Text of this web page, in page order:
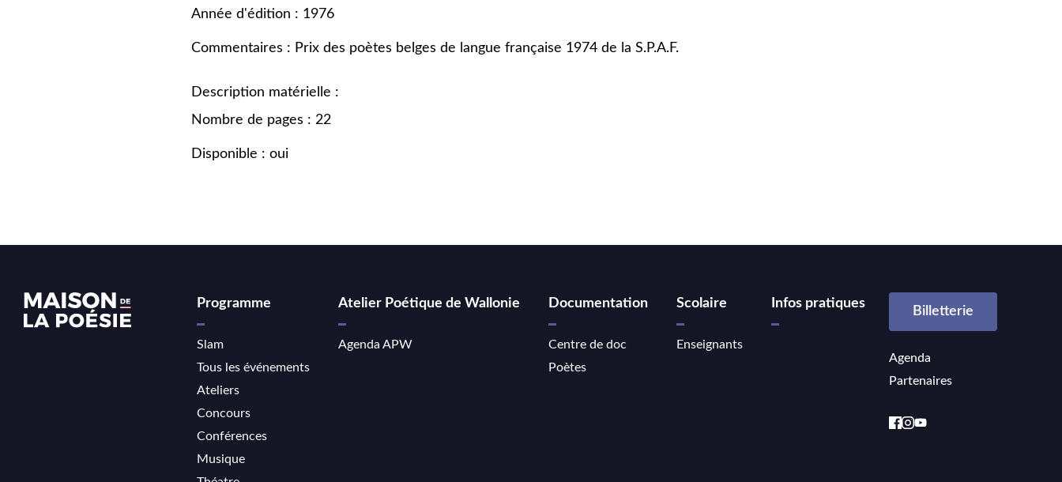
Année d'édition : 1976
Commentaires : Prix des poètes belges de langue française 1974 de la S.P.A.F.
Description matérielle :
Nombre de pages : 22
Disponible : oui
Programme
Slam
Tous les événements
Ateliers
Concours
Conférences
Musique
Atelier Poétique de Wallonie
Agenda APW
Documentation
Centre de doc
Poètes
Scolaire
Enseignants
Infos pratiques
Billetterie
Agenda
Partenaires